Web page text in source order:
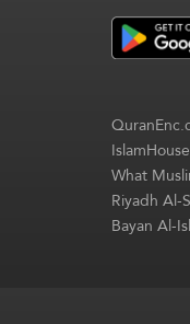
What
Riyadh
Bayan Al-